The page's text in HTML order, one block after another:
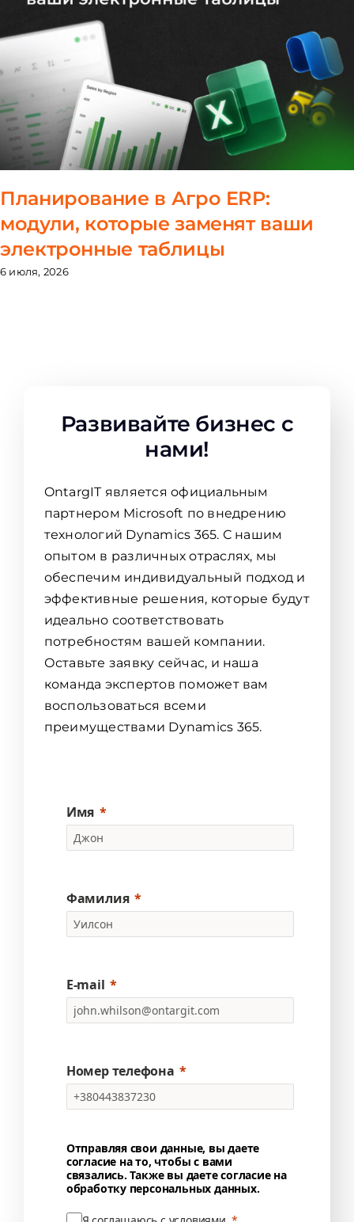
Планирование в Агро ERP:
модули, которые заменят ваши
электронные таблицы
6 июля, 2026
Развивайте бизнес с
нами!
OntargIT является официальным
партнером Microsoft по внедрению
технологий Dynamics 365. С нашим
опытом в различных отраслях, мы
обеспечим индивидуальный подход и
эффективные решения, которые будут
идеально соответствовать
потребностям вашей компании.
Оставьте заявку сейчас, и наша
команда экспертов поможет вам
воспользоваться всеми
преимуществами Dynamics 365.
Имя
Фамилия
E-mail
Номер телефона
Отправляя свои данные, вы даете
согласие на то, чтобы с вами
связались. Также вы даете согласие на
обработку персональных данных.